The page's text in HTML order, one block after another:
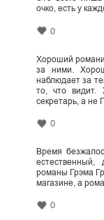
очко, есть у
0
Хороший
за ними.
наблюдает за
то, что видит.
секретарь, а не
0
Время
естественный,
романы Грэма
магазине, а
0